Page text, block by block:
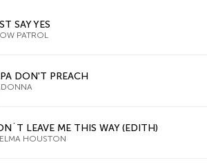
SAY YES
PATROL
DON'T PREACH
LEAVE ME THIS WAY (EDITH)
HOUSTON